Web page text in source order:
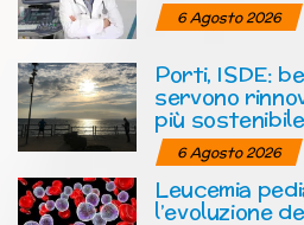
6 Agosto 2026
Porti, ISDE:
servono
più sostenibile
6 Agosto 2026
Leucemia
l’evoluzione